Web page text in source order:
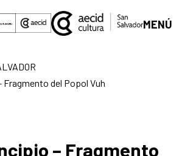
MENÚ
Fragmento del Popol Vuh
– Fragmento